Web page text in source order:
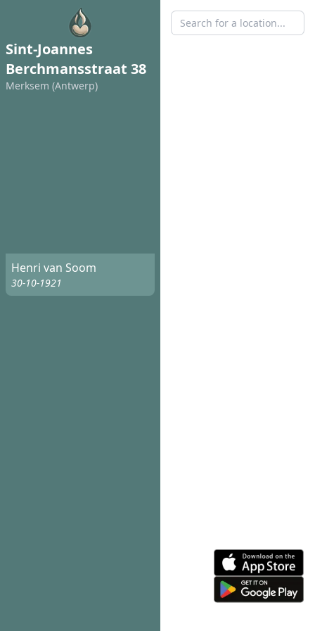
Sint-Joannes
Berchmansstraat 38
Merksem (Antwerp)
Henri van Soom
30-10-1921